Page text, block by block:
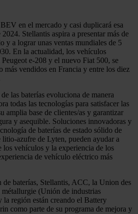
en el mercado y casi duplicará esa
Stellantis aspira a presentar más de
y a lograr unas ventas mundiales de 5
En la actualidad, los vehículos
e-208 y el nuevo Fiat 500, se
más vendidos en Francia y entre los diez
las baterías evoluciona de manera
todas las tecnologías para satisfacer las
amplia base de clientes/as y garantizar
y asequible. Soluciones innovadoras y
de baterías de estado sólido de
litio-azufre de Lyten, pueden ayudar a
los vehículos y la experiencia de los
de vehículo eléctrico más
de baterías, Stellantis, ACC, la Union des
métallurgie (Unión de industrias
la región están creando el Battery
como parte de su programa de mejora y